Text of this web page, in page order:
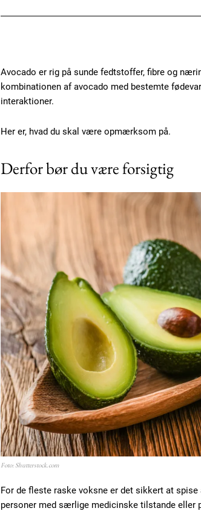
Avocado er rig på sunde fedtstoffer, fibre og
kombinationen af avocado med bestemte
interaktioner.
Her er, hvad du skal være opmærksom på.
Derfor bør du være forsigtig
Foto: Shutterstock.com
For de fleste raske voksne er det sikkert at
personer med særlige medicinske tilstande